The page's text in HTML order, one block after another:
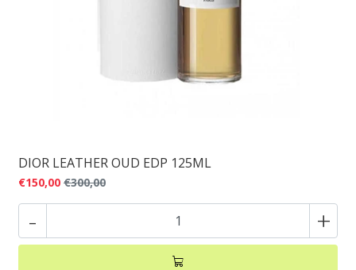
DIOR LEATHER OUD EDP 125ML
€150,00 €300,00
- +